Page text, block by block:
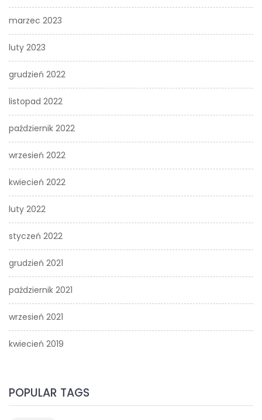
marzec 2023
luty 2023
grudzień 2022
listopad 2022
październik 2022
wrzesień 2022
kwiecień 2022
luty 2022
styczeń 2022
grudzień 2021
październik 2021
wrzesień 2021
kwiecień 2019
POPULAR TAGS